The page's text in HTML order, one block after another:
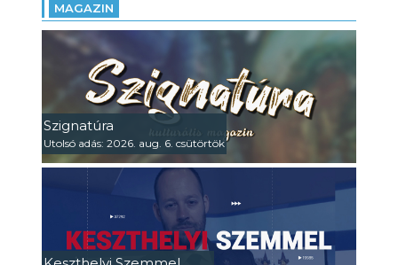
MAGAZIN
Szignatúra
Utolsó adás: 2026. aug. 6. csütörtök